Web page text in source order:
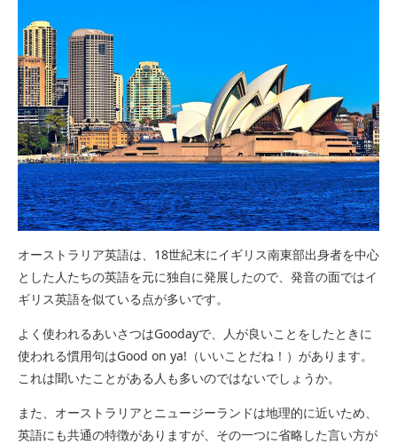
オーストラリア英語は、18世紀末にイギリス南東部出身者を中心
とした人たちの英語を元に独自に発展したので、発音の面ではイ
ギリス英語を似ている点が多いです。
よく使われるあいさつはGoodayで、人が良いことをしたときに
使われる慣用句はGood on ya!（いいことだね！）があります。
これは聞いたことがある人も多いのではないでしょうか。
また、オーストラリアとニュージーランドは地理的に近いため、
英語にも共通の特徴がありますが、その一つに省略した言い方が